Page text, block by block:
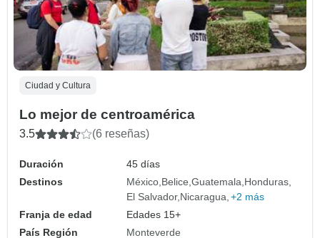
Ciudad y Cultura
Lo mejor de centroamérica
3.5 (6 reseñas)
Duración
45 días
Destinos
México Belice Guatemala Honduras
El Salvador Nicaragua +2 más
Franja de edad
Edades 15+
País Región
Monteverde